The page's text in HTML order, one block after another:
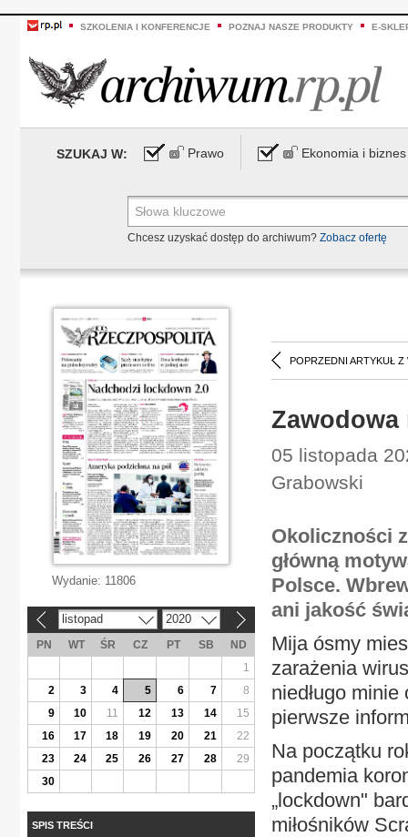
SZKOLENIA I KONFERENCJE POZNAJ NASZE PRODUKTY E-
SZUKAJ W: Prawo Ekonomia i biznes
Chcesz uzyskać dostęp do archiwum? Zobacz ofertę
POPRZEDNI ARTYKUŁ Z
05 listopada
Grabowski
Okoliczności
główną
Polsce.
ani jakość
Mija ósmy
zarażenia
niedługo
pierwsze
Na początku
pandemia
„lockdown"
miłośników
Wydanie: 11806
listopad 2020
PN WT ŚR CZ PT SB
ND
1
2
3 4 5 6 7
8
9
10 11 12 13 14
15
16
17 18 19 20 21
22
23
24 25 26 27 28
29
30
SPIS TREŚCI